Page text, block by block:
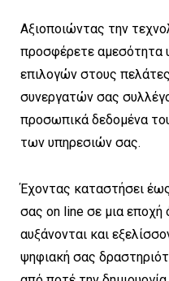
Αξιοποιώντας την
προσφέρετε αμεσότητα
επιλογών στους
συνεργατών σας
προσωπικά δεδομένα
των υπηρεσιών σας.
Έχοντας καταστήσει
σας on line σε μια εποχή
αυξάνονται και
ψηφιακή σας